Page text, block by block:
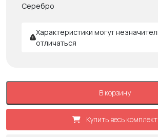
Серебро
Характеристики могут
отличаться
В корзину
Купить весь комплект